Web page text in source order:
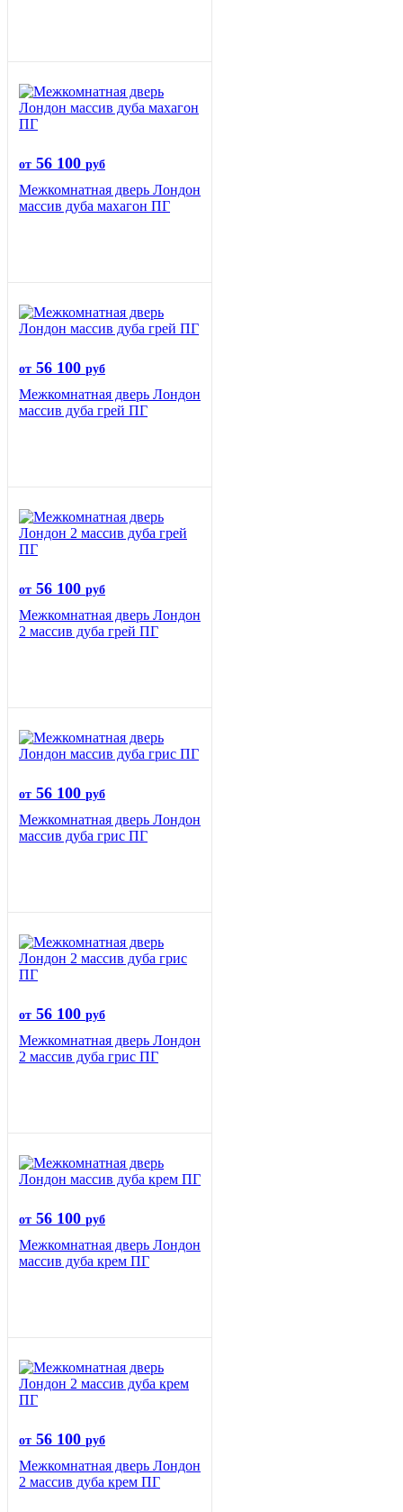
от 56 100 руб
Межкомнатная дверь Лондон
массив дуба махагон ПГ
от 56 100 руб
Межкомнатная дверь Лондон
массив дуба грей ПГ
от 56 100 руб
Межкомнатная дверь Лондон
2 массив дуба грей ПГ
от 56 100 руб
Межкомнатная дверь Лондон
массив дуба грис ПГ
от 56 100 руб
Межкомнатная дверь Лондон
2 массив дуба грис ПГ
от 56 100 руб
Межкомнатная дверь Лондон
массив дуба крем ПГ
от 56 100 руб
Межкомнатная дверь Лондон
2 массив дуба крем ПГ